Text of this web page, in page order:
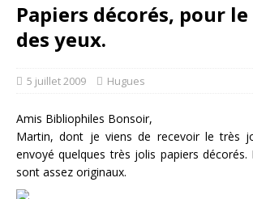
Papiers décorés, pour
des yeux.
5 juillet 2009 Hugues
Amis Bibliophiles Bonsoir,
Martin, dont je viens de recevoir le très
envoyé quelques très jolis papiers décorés.
sont assez originaux.